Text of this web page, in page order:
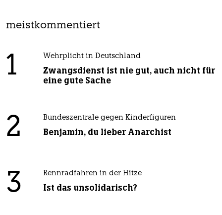
meistkommentiert
1 Wehrplicht in Deutschland
Zwangsdienst ist nie gut, auch nicht für
eine gute Sache
2 Bundeszentrale gegen Kinderfiguren
Benjamin, du lieber Anarchist
3 Rennradfahren in der Hitze
Ist das unsolidarisch?